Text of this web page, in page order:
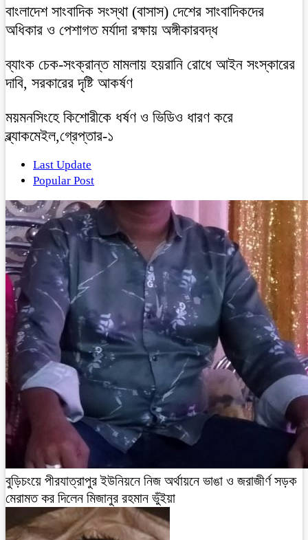
বাংলাদেশ সাংবাদিক সংস্থা (বাসাস) দেশের সাংবাদিকদের
অধিকার ও পেশাগত মর্যাদা রক্ষায় অঙ্গীকারবদ্ধ
ব্যাংক চেক-সংক্রান্ত মামলায় হয়রানি রোধে আইন সংস্কারের
দাবি, সরকারের দৃষ্টি আকর্ষণ
ময়মনসিংহে কিশোরীকে ধর্ষণ ও ভিডিও ধারণ করে
ব্ল্যাকমেইল,গ্রেপ্তার-১
Last Update
Popular Post
বুড়িচংয়ে পীরযাত্রাপুর ইউনিয়নে নিজ অর্থায়নে ভাঙা ও জরাজীর্ণ সড়ক
মেরামত কর দিলেন মিজানুর রহমান ভুঁইয়া